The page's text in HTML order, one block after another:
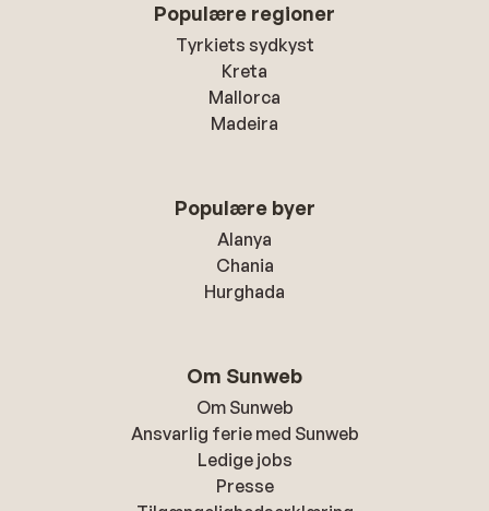
Populære regioner
Tyrkiets sydkyst
Kreta
Mallorca
Madeira
Populære byer
Alanya
Chania
Hurghada
Om Sunweb
Om Sunweb
Ansvarlig ferie med Sunweb
Ledige jobs
Presse